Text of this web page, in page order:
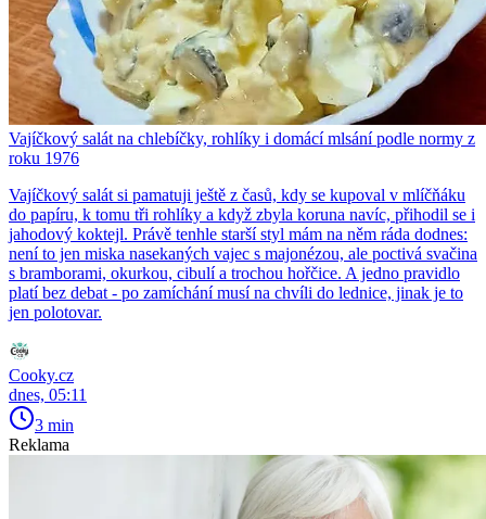
Vajíčkový salát na chlebíčky, rohlíky i domácí mlsání podle normy z
roku 1976
Vajíčkový salát si pamatuji ještě z časů, kdy se kupoval v mlíčňáku
do papíru, k tomu tři rohlíky a když zbyla koruna navíc, přihodil se i
jahodový koktejl. Právě tenhle starší styl mám na něm ráda dodnes:
není to jen miska nasekaných vajec s majonézou, ale poctivá svačina
s bramborami, okurkou, cibulí a trochou hořčice. A jedno pravidlo
platí bez debat - po zamíchání musí na chvíli do lednice, jinak je to
jen polotovar.
Cooky.cz
dnes, 05:11
3 min
Reklama